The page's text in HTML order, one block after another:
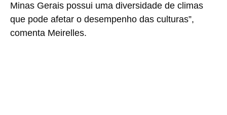
Minas Gerais possui uma diversidade de climas
que pode afetar o desempenho das culturas”,
comenta Meirelles.